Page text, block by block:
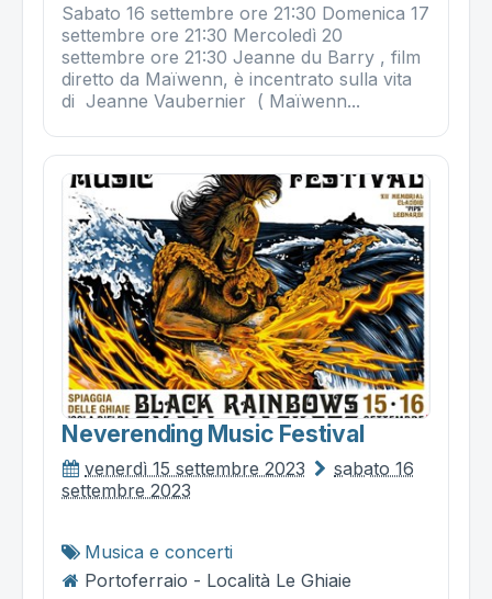
Sabato 16 settembre ore 21:30 Domenica 17
settembre ore 21:30 Mercoledì 20
settembre ore 21:30 Jeanne du Barry , film
diretto da Maïwenn, è incentrato sulla vita
di Jeanne Vaubernier ( Maïwenn...
Neverending Music Festival
venerdì 15 settembre 2023
sabato 16
settembre 2023
Musica e concerti
Portoferraio - Località Le Ghiaie